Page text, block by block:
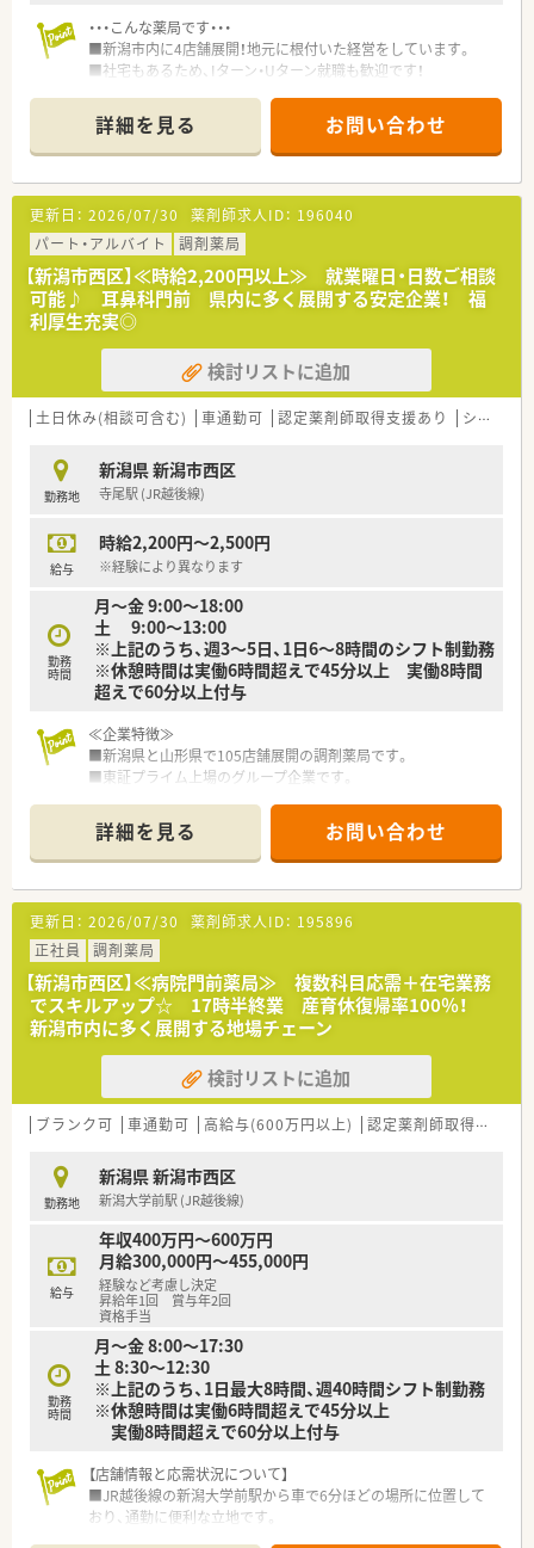
・・・こんな薬局です・・・
■新潟市内に4店舗展開！地元に根付いた経営をしています。
■社宅もあるため、Iターン・Uターン就職も歓迎です！
詳細を見る お問い合わせ
更新日： 2026/07/30 薬剤師求人ID： 196040
パート・アルバイト
調剤薬局
【新潟市西区】≪時給2,200円以上≫ 就業曜日・日数ご相談
可能♪ 耳鼻科門前 県内に多く展開する安定企業！ 福
利厚生充実◎
検討リストに追加
土日休み(相談可含む) 車通勤可 認定薬剤師取得支援あり シフト制
勤務地
新潟県 新潟市西区
寺尾駅 (JR越後線)
給与
時給2,200円～2,500円
※経験により異なります
勤務
時間
月～金 9:00～18:00
土 9:00～13:00
※上記のうち、週3～5日、1日6～8時間のシフト制勤務
※休憩時間は実働6時間超えで45分以上 実働8時間
超えで60分以上付与
≪企業特徴≫
■新潟県と山形県で105店舗展開の調剤薬局です。
■東証プライム上場のグループ企業です。
■全店舗中70店舗以上が開業医前の店舗で地域に根付いた薬局
作りを行っています。
■健康サポート薬局が10店舗以上あり地域のかかりつけ薬局と
して機能しています。
≪職場環境≫
■新潟県内全域に店舗展開しているので結婚などライフスタイ
ルの変化に柔軟に対応出来ます。
■在宅医療などの時代や地域に求められる薬剤師の経験を積む
ことができます。
■若手薬剤師が多数活躍しています。
■薬剤師や調剤事務の人員配置は手厚く、業務にしっかりと向き
合える環境です。
■外来対応のほか、在宅医療に注力している店舗もございます。
■個々の希望に合わせて現場薬剤師から採用や店舗開発などに
≪福利厚生≫
■従業員持株会制度があり、クオールグループの株を購入すると
購入額に対して会社から10％の奨励金が出ます。
■借上社宅制度として家賃の8割を会社が負担する制度がござい
ます。
■産休・育休の取得率は100％です。
■研修認定薬剤師をはじめ様々な資格の取得支援をしていま
す。
■薬剤師の年齢や経験、実績などを踏まえ段階的に様々な研修や
勉強会を行っています。
詳細を見る お問い合わせ
更新日： 2026/07/30 薬剤師求人ID： 195896
正社員
調剤薬局
【新潟市西区】≪病院門前薬局≫ 複数科目応需＋在宅業務
でスキルアップ☆ 17時半終業 産育休復帰率100％！
新潟市内に多く展開する地場チェーン
検討リストに追加
ブランク可 車通勤可 高給与(600万円以上) 認定薬剤師取得支援あり
勤務地
新潟県 新潟市西区
新潟大学前駅 (JR越後線)
給与
年収400万円～600万円
月給300,000円～455,000円
経験など考慮し決定
昇給年1回 賞与年2回
資格手当
勤務
時間
月～金 8:00～17:30
土 8:30～12:30
※上記のうち、1日最大8時間、週40時間シフト制勤務
※休憩時間は実働6時間超えで45分以上
実働8時間超えで60分以上付与
【店舗情報と応需状況について】
■JR越後線の新潟大学前駅から車で6分ほどの場所に位置して
おり、通勤に便利な立地です。